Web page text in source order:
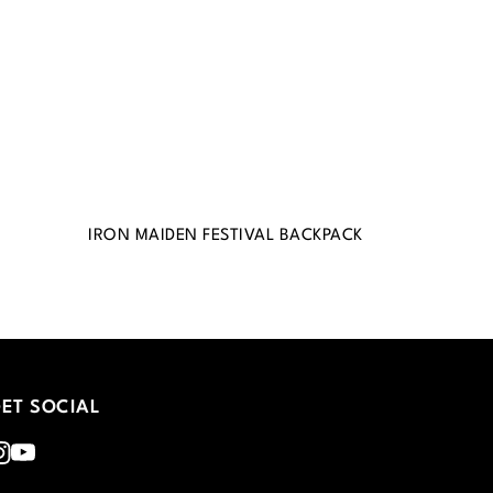
IRON MAIDEN FESTIVAL BACKPACK
SOCIAL
Youtube